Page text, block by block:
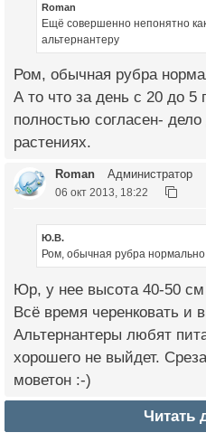
Roman
Ещё совершенно непонятно
альтернантеру
Ром, обычная рубра
А то что за день с 20 до 5
полностью согласен-
растениях.
Roman Администратор
06 окт 2013, 18:22
Ю.В.
Ром, обычная рубра нормально
Юр, у нее высота 40-50 см
Всё время черенковать и
Альтернантеры любят
хорошего не выйдет.
моветон :-)
Читать